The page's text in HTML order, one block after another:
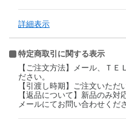
詳細表示
特定商取引に関する表示
【ご注文方法】メール、ＴＥ
ださい。
【引渡し時期】ご注文いただ
【返品について】新品のみ
メールにてお問い合わせくだ